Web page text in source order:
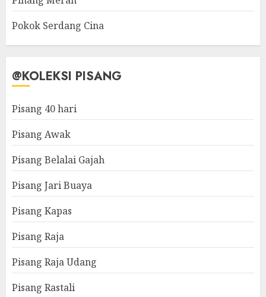
Pokok Serdang Cina
@KOLEKSI PISANG
Pisang 40 hari
Pisang Awak
Pisang Belalai Gajah
Pisang Jari Buaya
Pisang Kapas
Pisang Raja
Pisang Raja Udang
Pisang Rastali